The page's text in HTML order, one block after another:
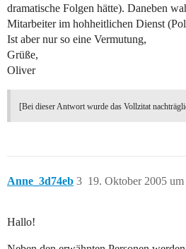
dramatische Folgen hätte). Daneben
Mitarbeiter im hohheitlichen Dienst
Ist aber nur so eine Vermutung,
Grüße,
Oliver
[Bei dieser Antwort wurde das Vollzitat
Anne_3d74eb 19. Oktober 2005 um
3
Hallo!